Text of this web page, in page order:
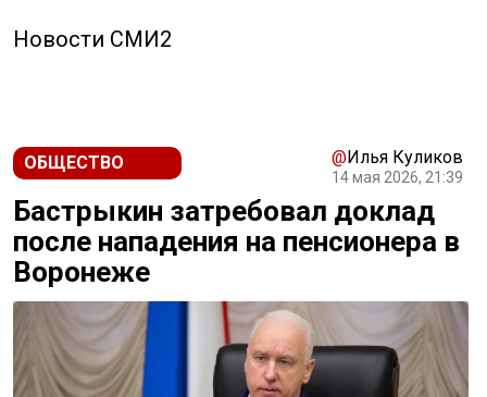
Новости СМИ2
ОБЩЕСТВО @Илья Куликов
14 мая 2026, 21:39
Бастрыкин затребовал доклад
после нападения на пенсионера в
Воронеже